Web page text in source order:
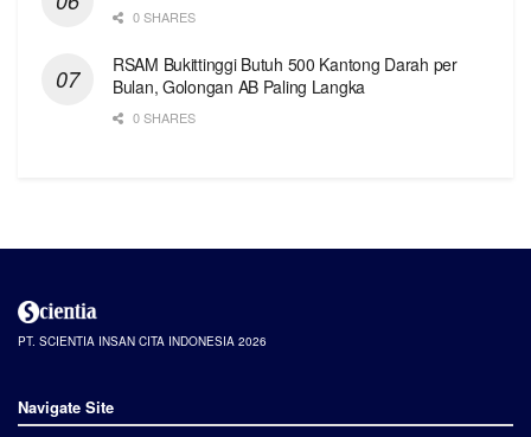
0 SHARES
RSAM Bukittinggi Butuh 500 Kantong Darah per
Bulan, Golongan AB Paling Langka
0 SHARES
PT. SCIENTIA INSAN CITA INDONESIA 2026
Navigate Site